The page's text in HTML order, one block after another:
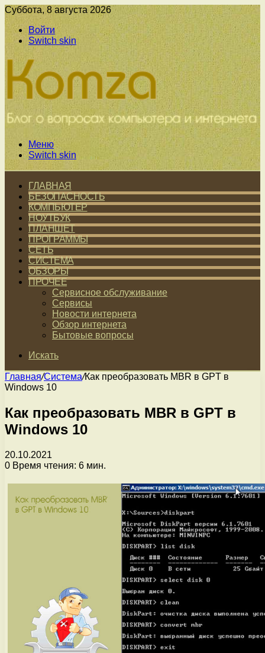
Суббота, 8 августа 2026
Войти
Switch skin
Меню
Switch skin
ГЛАВНАЯ
БЕЗОПАСНОСТЬ
КОМПЬЮТЕР
НОУТБУК
ПЛАНШЕТ
ПРОГРАММЫ
СЕТЬ
СИСТЕМА
ОБЗОРЫ
ПРОЧЕЕ
Сервисное обслуживание
Сервисы
Новости интернета
Обзор интернета
Бытовые вопросы
Искать
Главная/Система/Как преобразовать MBR в GPT в
Windows 10
Как преобразовать MBR в GPT в
Windows 10
20.10.2021
0 Время чтения: 6 мин.